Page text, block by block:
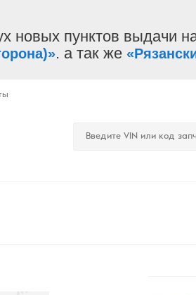
новых пунктов выдачи
. а так же